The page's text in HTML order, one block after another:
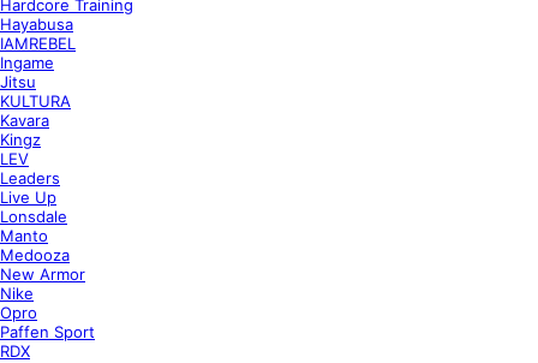
Hardcore Training
Hayabusa
IAMREBEL
Ingame
Jitsu
KULTURA
Kavara
Kingz
LEV
Leaders
Live Up
Lonsdale
Manto
Medooza
New Armor
Nike
Opro
Paffen Sport
RDX